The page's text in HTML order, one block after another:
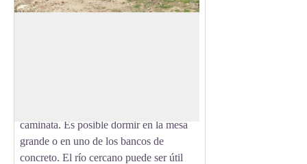
caminata. Es posible dormir en la mesa
grande o en uno de los bancos de
concreto. El río cercano puede ser útil